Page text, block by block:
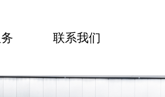
联系我们